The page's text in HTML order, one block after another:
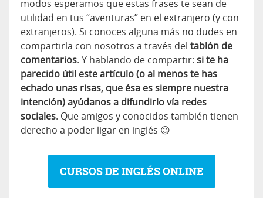
modos esperamos que estas frases te sean de
utilidad en tus “aventuras” en el extranjero (y con
extranjeros). Si conoces alguna más no dudes en
compartirla con nosotros a través del tablón de
comentarios. Y hablando de compartir: si te ha
parecido útil este artículo (o al menos te has
echado unas risas, que ésa es siempre nuestra
intención) ayúdanos a difundirlo vía redes
sociales. Que amigos y conocidos también tienen
derecho a poder ligar en inglés 😉
CURSOS DE INGLÉS ONLINE